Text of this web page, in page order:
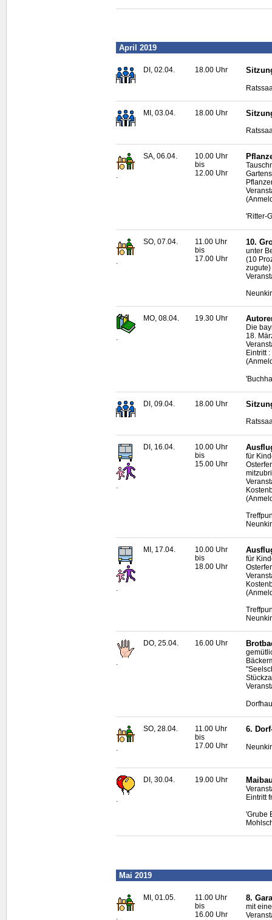
April 2019
DI, 02.04. 18.00 Uhr
MI, 03.04. 18.00 Uhr
SA, 06.04.
10.00 Uhr
bis
12.00 Uhr
'Ritter-
SO, 07.04.
11.00 Uhr
bis
17.00 Uhr
10.
unter
(10
zugute)
.
MO, 08.04. 19.30 Uhr
Die
18.
Eintritt
DI, 09.04. 18.00 Uhr
.
DI, 16.04.
10.00 Uhr
bis
15.00 Uhr
für
MI, 17.04.
10.00 Uhr
bis
18.00 Uhr
für
.
DO, 25.04. 16.00 Uhr
.
SO, 28.04.
11.00 Uhr
bis
17.00 Uhr
6.
DI, 30.04. 19.00 Uhr
Eintritt
'Grube
Mai 2019
MI, 01.05.
11.00 Uhr
bis
16.00 Uhr
8.
mit